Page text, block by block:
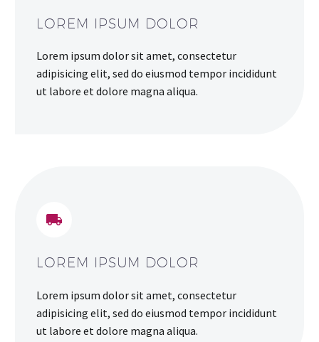
LOREM IPSUM DOLOR
Lorem ipsum dolor sit amet, consectetur
adipisicing elit, sed do eiusmod tempor incididunt
ut labore et dolore magna aliqua.


LOREM IPSUM DOLOR
Lorem ipsum dolor sit amet, consectetur
adipisicing elit, sed do eiusmod tempor incididunt
ut labore et dolore magna aliqua.